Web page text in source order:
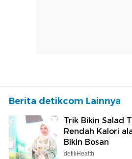
Berita detikcom Lainnya
Trik Bikin Salad
Rendah Kalori
Bikin Bosan
detikHealth